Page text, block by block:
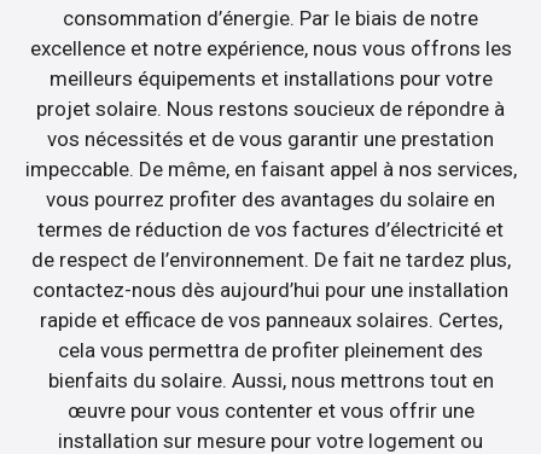
consommation d’énergie. Par le biais de notre
excellence et notre expérience, nous vous offrons les
meilleurs équipements et installations pour votre
projet solaire. Nous restons soucieux de répondre à
vos nécessités et de vous garantir une prestation
impeccable. De même, en faisant appel à nos services,
vous pourrez profiter des avantages du solaire en
termes de réduction de vos factures d’électricité et
de respect de l’environnement. De fait ne tardez plus,
contactez-nous dès aujourd’hui pour une installation
rapide et efficace de vos panneaux solaires. Certes,
cela vous permettra de profiter pleinement des
bienfaits du solaire. Aussi, nous mettrons tout en
œuvre pour vous contenter et vous offrir une
installation sur mesure pour votre logement ou